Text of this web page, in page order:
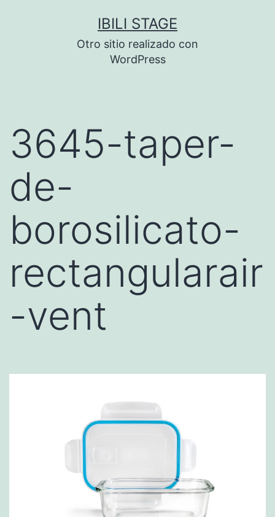
IBILI STAGE
Otro sitio realizado con
WordPress
3645-taper-
de-
borosilicato-
rectangularair
-vent